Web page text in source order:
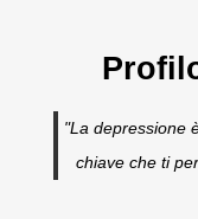
"La depressione
chiave che ti